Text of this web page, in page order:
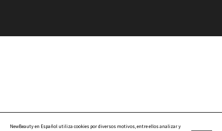
NewBeauty en Español utiliza cookies por diversos motivos, entre ellos analizar y